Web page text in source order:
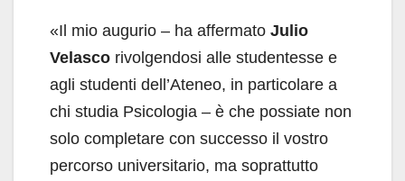
«Il mio augurio – ha affermato Julio
Velasco rivolgendosi alle studentesse e
agli studenti dell’Ateneo, in particolare a
chi studia Psicologia – è che possiate non
solo completare con successo il vostro
percorso universitario, ma soprattutto